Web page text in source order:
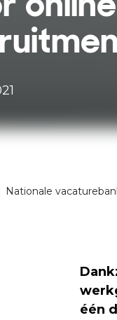
Nationale
één